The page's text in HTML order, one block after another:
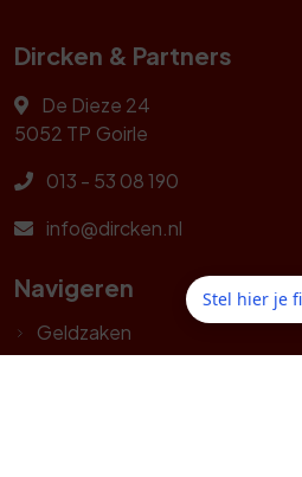
Dircken & Partners
De Dieze 24
5052 TP Goirle
013 - 53 08 190
info@dircken.nl
Navigeren
Geldzaken
Stel hier je